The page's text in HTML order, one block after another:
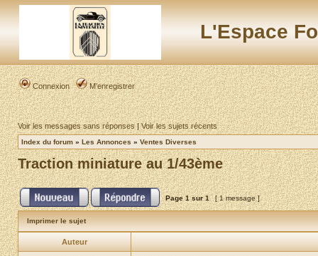
L'Espace
Connexion M’enregistrer
Voir les messages sans réponses|Voir les sujets récents
Index du forum » Les Annonces » Ventes Diverses
Traction miniature au 1/43ème
Page1sur1 [ 1 message ]
Imprimer le sujet
Auteur